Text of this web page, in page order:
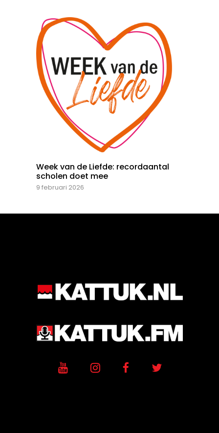
Week van de Liefde: recordaantal
scholen doet mee
9 februari 2026